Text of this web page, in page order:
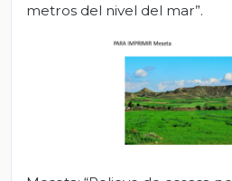
metros del nivel del mar”.